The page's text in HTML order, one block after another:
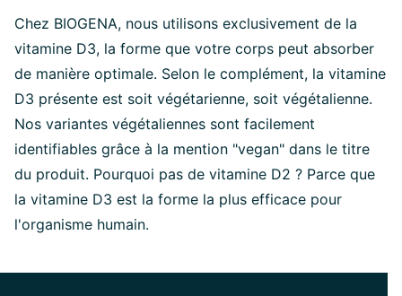
Chez BIOGENA, nous utilisons exclusivement de la
vitamine D3, la forme que votre corps peut absorber
de manière optimale. Selon le complément, la vitamine
D3 présente est soit végétarienne, soit végétalienne.
Nos variantes végétaliennes sont facilement
identifiables grâce à la mention "vegan" dans le titre
du produit. Pourquoi pas de vitamine D2 ? Parce que
la vitamine D3 est la forme la plus efficace pour
l'organisme humain.